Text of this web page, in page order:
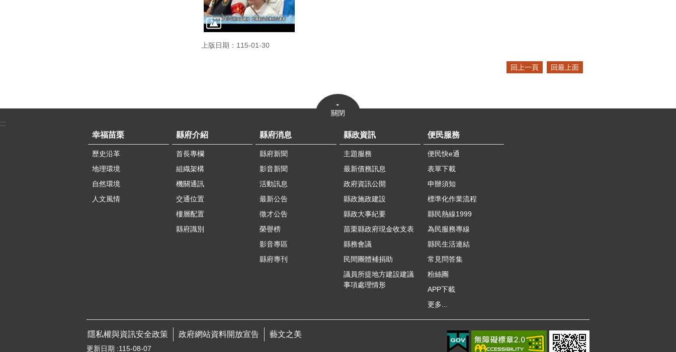
上版日期：115-01-30
回上一頁 回最上面
關閉
:::
幸福苗栗
歷史沿革
地理環境
自然環境
人文風情
縣府介紹
首長專欄
組織架構
機關通訊
交通位置
樓層配置
縣府識別
縣府消息
縣府新聞
影音新聞
活動訊息
最新公告
徵才公告
榮譽榜
影音專區
縣府專刊
縣政資訊
主題服務
最新債務訊息
政府資訊公開
縣政施政建設
縣政大事紀要
苗栗縣政府現金收支表
縣務會議
民間團體補捐助
議員所提地方建設建議
事項處理情形
便民服務
便民快e通
表單下載
申辦須知
標準化作業流程
縣民熱線1999
為民服務專線
縣民生活連結
常見問答集
粉絲團
APP下載
更多...
隱私權與資訊安全政策 政府網站資料開放宣告 藝文之美
更新日期 115-08-07